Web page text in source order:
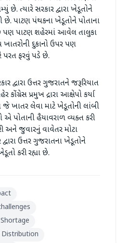
છે. ત્યારે સરકાર દ્વારા ખેડૂતોને
છે. પાટણ પંથકના ખેડૂતોને પોતાના
પણ પાટણ શહેરમાં આવેલ તાલુકા
દુકાનો ઉપર પણ
પરત ફરવું પડે છે.
દ્વારા ઉત્તર ગુજરાતને જરૂરિયાત
પ્રમુખ દ્રારા આક્ષેપો કર્યા
જે ખાતર લેવા માટે ખેડૂતોની લાંબી
પોતાની હૈયાવરાળ વ્યક્ત કરી
અને જુવારનું વાવેતર મોટા
ઉત્તર ગુજરાતના ખેડૂતોને
કરી રહ્યા છે.
Distribution